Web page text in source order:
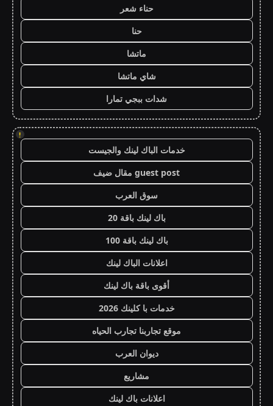
حناء شعر
حنا
ماتشا
شاي ماتشا
شدات ببجي تمارا
!
خدمات الباك لينك والجيست
guest post مقال ضيف
سوق العرب
باك لينك باقة 20
باك لينك باقة 100
اعلانات الباك لينك
أقوى باقة باك لينك
خدمات با كلينك 2026
موقع تجاربنا تجارب الحياه
ديوان العرب
مشاريع
اعلانات باك لينك